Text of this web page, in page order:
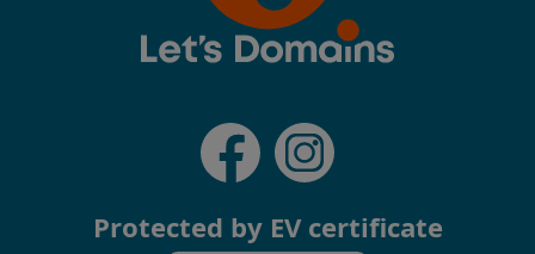
Protected by EV certificate